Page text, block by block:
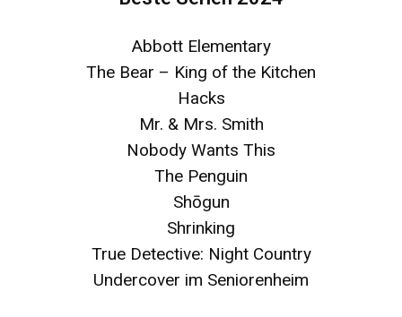
Abbott Elementary
The Bear – King of the Kitchen
Hacks
Mr. & Mrs. Smith
Nobody Wants This
The Penguin
Shōgun
Shrinking
True Detective: Night Country
Undercover im Seniorenheim